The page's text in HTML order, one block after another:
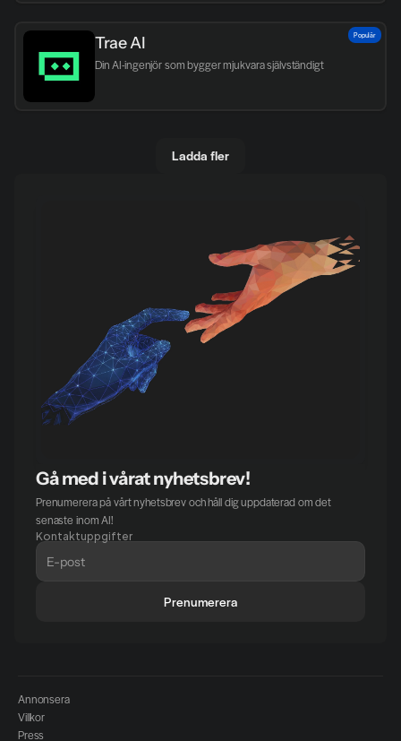
Trae AI
Din AI-ingenjör som bygger mjukvara självständigt
Populär
Ladda fler
Gå med i vårat nyhetsbrev!
Prenumerera på vårt nyhetsbrev och håll dig uppdaterad om det
senaste inom AI!
Kontaktuppgifter
Prenumerera
Annonsera
Villkor
Press